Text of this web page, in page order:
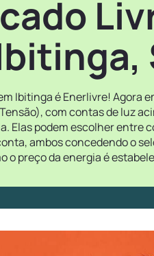
Ibitinga é Enerlivre! Agora
com contas de luz
Elas podem escolher
ambos concedendo o
o preço da energia é